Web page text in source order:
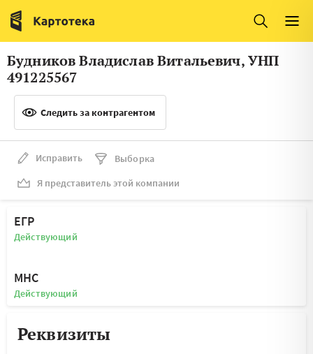
Италия
Люксембург
Литва
Латвия
Словения
Франция
Швеция
Мальта
Будников Владислав Витальевич, УНП
491225567
Следить за контрагентом
Исправить
Выборка
Я представитель этой компании
ЕГР
Действующий
МНС
Действующий
Реквизиты